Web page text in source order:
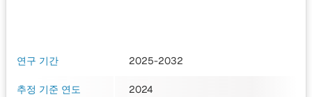
연구 기간 2025-2032
추정 기준 연도 2024